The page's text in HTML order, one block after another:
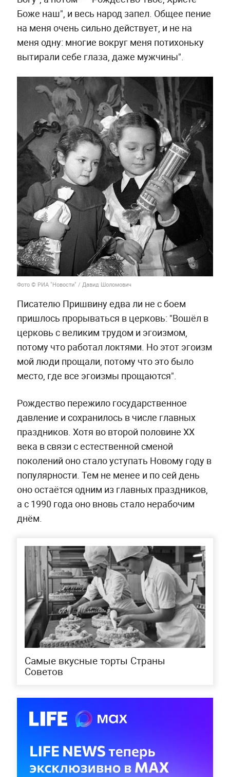
Боже наш", и весь народ запел. Общее пение
на меня очень сильно действует, и не на
меня одну: многие вокруг меня потихоньку
вытирали себе глаза, даже мужчины".
Фото © РИА "Новости" / Давид Шоломович
Писателю Пришвину едва ли не с боем
пришлось прорываться в церковь: "Вошёл в
церковь с великим трудом и эгоизмом,
потому что работал локтями. Но этот эгоизм
мой люди прощали, потому что это было
место, где все эгоизмы прощаются".
Рождество пережило государственное
давление и сохранилось в числе главных
праздников. Хотя во второй половине ХХ
века в связи с естественной сменой
поколений оно стало уступать Новому году в
популярности. Тем не менее и по сей день
оно остаётся одним из главных праздников,
а с 1990 года оно вновь стало нерабочим
днём.
Самые вкусные торты Страны
Советов